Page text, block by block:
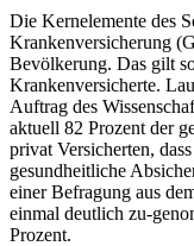
Die Kernelemente des
Krankenversicherung
Bevölkerung. Das gilt
Krankenversicherte.
Auftrag des
aktuell 82 Prozent der
privat Versicherten,
gesundheitliche
einer Befragung aus
einmal deutlich zu-
Prozent.